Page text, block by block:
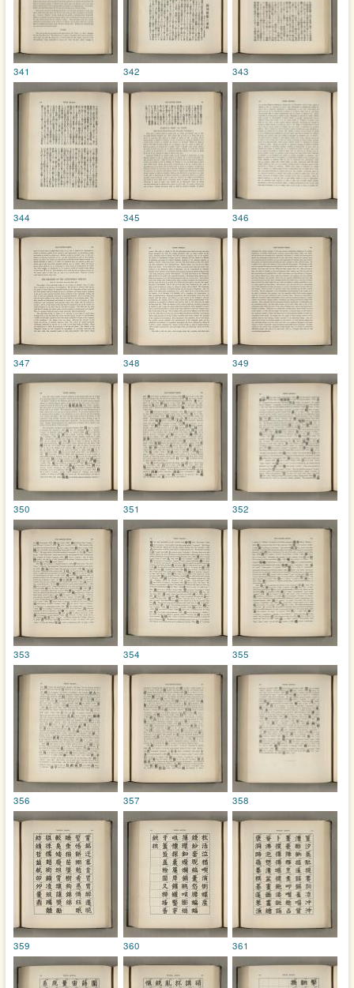
341 342 343
344 345 346
347 348 349
350 351 352
353 354 355
356 357 358
359 360 361